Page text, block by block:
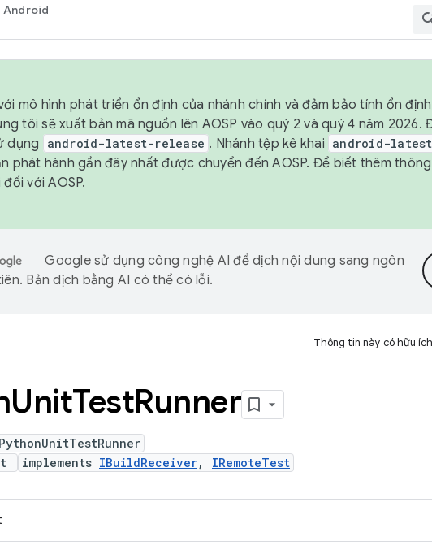
Android
mô hình phát triển ổn định của nhánh chính và đảm bảo tính ổn
tôi sẽ xuất bản mã nguồn lên AOSP vào quý 2 và quý 4 năm
dụng
android-latest-release . Nhánh tệp kê khai android-
phát hành gần đây nhất được chuyển đến AOSP. Để biết thêm
với AOSP.
Google sử dụng công nghệ AI để dịch nội dung sang ngôn
Bản dịch bằng AI có thể có lỗi.
Thông tin này có hữu
UnitTestRunner
implements IBuildReceiver, IRemoteTest